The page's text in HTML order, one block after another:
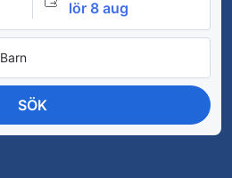
lör 8 aug
Barn
SÖK